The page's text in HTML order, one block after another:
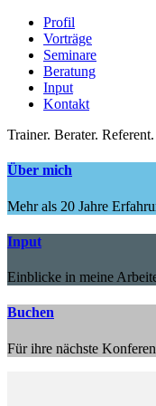
Profil
Vorträge
Seminare
Beratung
Input
Kontakt
Trainer. Berater. Referent.
Über mich
Mehr als 20 Jahre
Input
Einblicke in meine
Buchen
Für ihre nächste